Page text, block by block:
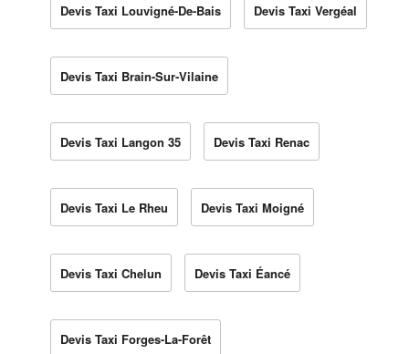
Devis Taxi Louvigné-De-Bais Devis Taxi Vergéal
Devis Taxi Brain-Sur-Vilaine
Devis Taxi Langon 35 Devis Taxi Renac
Devis Taxi Le Rheu Devis Taxi Moigné
Devis Taxi Chelun Devis Taxi Éancé
Devis Taxi Forges-La-Forêt